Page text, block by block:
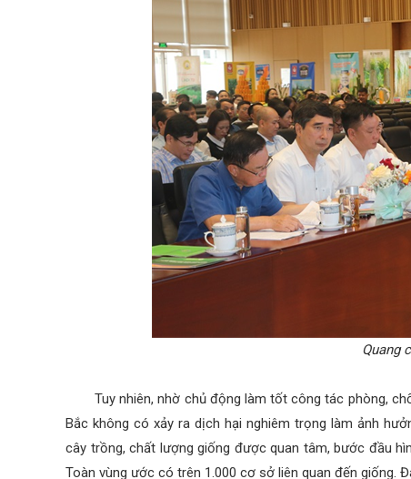
Quang
Tuy nhiên, nhờ chủ động làm tốt công tác phòng,
Bắc không có xảy ra dịch hại nghiêm trọng làm ảnh
cây trồng, chất lượng giống được quan tâm, bước đầu
Toàn vùng ước có trên 1.000 cơ sở liên quan đến giống.